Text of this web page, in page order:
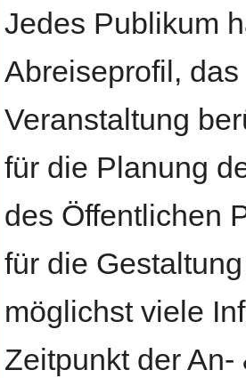
Jedes Publikum
Abreiseprofil,
Veranstaltung
für die Planung
des Öffentlichen
für die
möglichst viele
Zeitpunkt der